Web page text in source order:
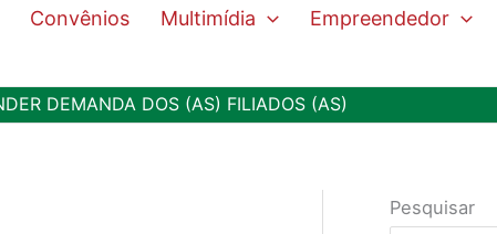
Convênios Multimídia Empreendedor
DEMANDA DOS (AS) FILIADOS (AS)
Pesquisar